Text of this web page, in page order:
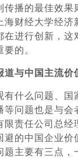
传播的最佳效果
海财经大学经济
在进行创新，这
的。
与中国主流价
么问题、国
等问题也是与会
限责任公司总经
的中国企业价
题主要有三点，